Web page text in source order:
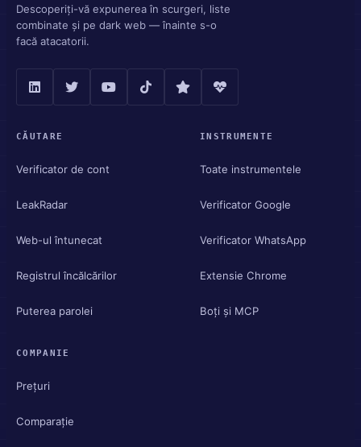
Descoperiți-vă expunerea în scurgeri, liste
combinate și pe dark web — înainte s-o
facă atacatorii.
CĂUTARE
Verificator de cont
LeakRadar
Web-ul întunecat
Registrul încălcărilor
Puterea parolei
INSTRUMENTE
Toate instrumentele
Verificator Google
Verificator WhatsApp
Extensie Chrome
Boți și MCP
COMPANIE
Prețuri
Comparație